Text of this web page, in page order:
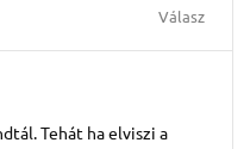
Válasz
Tehát ha elviszi a